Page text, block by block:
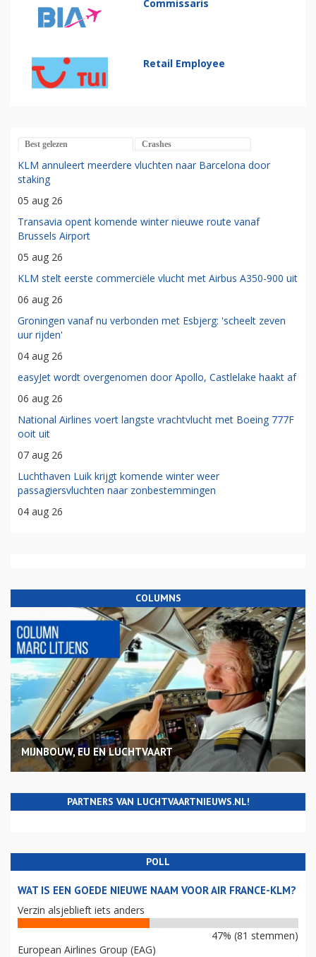
Commissaris
Retail Employee
Best gelezen Crashes
KLM annuleert meerdere vluchten naar Barcelona door
staking
05 aug 26
Transavia opent komende winter nieuwe route vanaf
Brussels Airport
05 aug 26
KLM stelt eerste commerciële vlucht met Airbus A350-900 uit
06 aug 26
Groningen vanaf nu verbonden met Esbjerg: 'scheelt zeven
uur rijden'
04 aug 26
easyJet wordt overgenomen door Apollo, Castlelake haakt af
06 aug 26
National Airlines voert langste vrachtvlucht met Boeing 777F
ooit uit
07 aug 26
Luchthaven Luik krijgt komende winter weer
passagiersvluchten naar zonbestemmingen
04 aug 26
COLUMNS
MIJNBOUW, EU EN LUCHTVAART
PARTNERS VAN LUCHTVAARTNIEUWS.NL!
POLL
WAT IS EEN GOEDE NIEUWE NAAM VOOR AIR FRANCE-KLM?
Verzin alsjeblieft iets anders
47% (81 stemmen)
European Airlines Group (EAG)